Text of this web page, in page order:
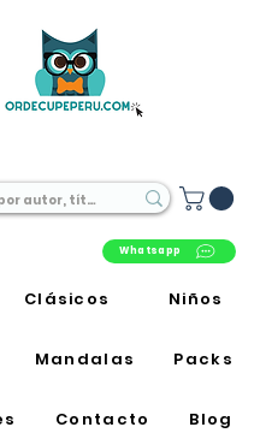
Whatsapp
Clásicos Niños
Mandalas Packs
Contacto Blog